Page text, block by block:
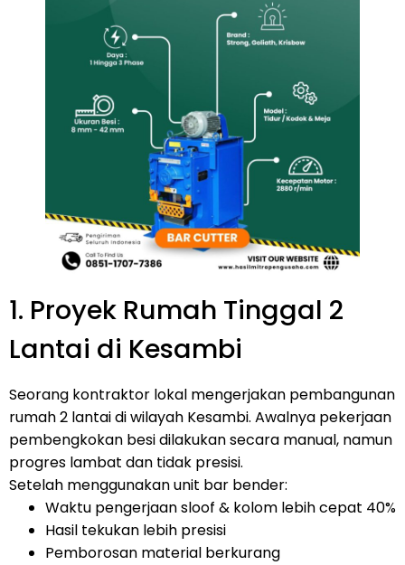
1. Proyek Rumah Tinggal 2
Lantai di Kesambi
Seorang kontraktor lokal mengerjakan pembangunan
rumah 2 lantai di wilayah Kesambi. Awalnya pekerjaan
pembengkokan besi dilakukan secara manual, namun
progres lambat dan tidak presisi.
Setelah menggunakan unit bar bender:
Waktu pengerjaan sloof & kolom lebih cepat 40%
Hasil tekukan lebih presisi
Pemborosan material berkurang